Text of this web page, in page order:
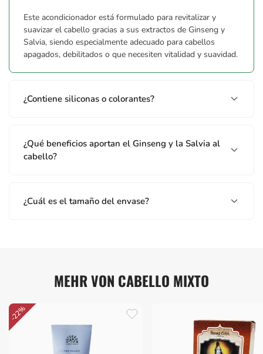
Este acondicionador está formulado para revitalizar y
suavizar el cabello gracias a sus extractos de Ginseng y
Salvia, siendo especialmente adecuado para cabellos
apagados, debilitados o que necesiten vitalidad y suavidad.
¿Contiene siliconas o colorantes?
¿Qué beneficios aportan el Ginseng y la Salvia al
cabello?
¿Cuál es el tamaño del envase?
MEHR VON CABELLO MIXTO
-22%